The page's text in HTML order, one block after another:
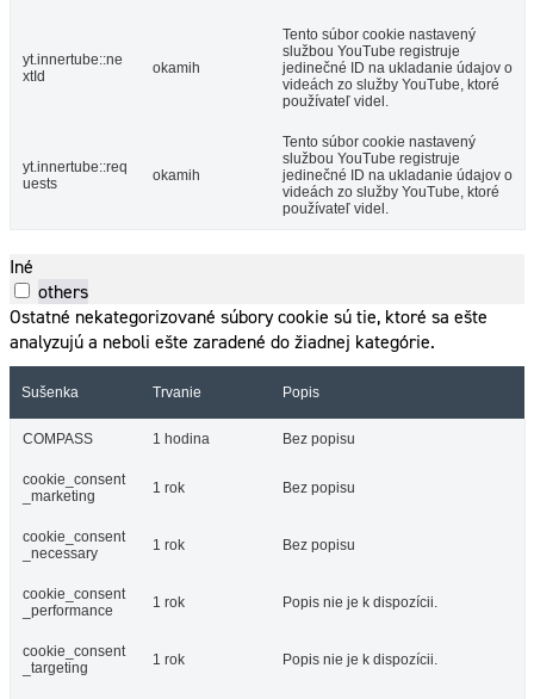
yt.innertube::ne
xtId
okamih
Tento súbor cookie nastavený
službou YouTube registruje
jedinečné ID na ukladanie údajov o
videách zo služby YouTube, ktoré
používateľ videl.
yt.innertube::req
uests
okamih
Tento súbor cookie nastavený
službou YouTube registruje
jedinečné ID na ukladanie údajov o
videách zo služby YouTube, ktoré
používateľ videl.
Iné
others
Ostatné nekategorizované súbory cookie sú tie, ktoré sa ešte
analyzujú a neboli ešte zaradené do žiadnej kategórie.
Sušenka Trvanie Popis
COMPASS 1 hodina Bez popisu
cookie_consent
_marketing
1 rok Bez popisu
cookie_consent
_necessary
1 rok Bez popisu
cookie_consent
_performance
1 rok Popis nie je k dispozícii.
cookie_consent
_targeting
1 rok Popis nie je k dispozícii.